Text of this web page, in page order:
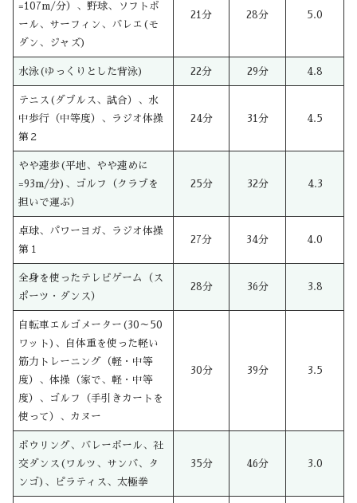
=107m/分）、野球、ソフトボ
ール、サーフィン、バレエ(モ
ダン、ジャズ)
21分 28分 5.0
水泳(ゆっくりとした背泳) 22分 29分 4.8
テニス(ダブルス、試合）、水
中歩行（中等度）、ラジオ体操
第２
24分 31分 4.5
やや速歩(平地、やや速めに
=93m/分)、ゴルフ（クラブを
担いで運ぶ）
25分 32分 4.3
卓球、パワーヨガ、ラジオ体操
第１
27分 34分 4.0
全身を使ったテレビゲーム（ス
ポーツ・ダンス）
28分 36分 3.8
自転車エルゴメーター(30～50
ワット)、自体重を使った軽い
筋力トレーニング（軽・中等
度）、体操（家で、軽・中等
度）、ゴルフ（手引きカートを
使って）、カヌー
30分 39分 3.5
ボウリング、バレーボール、社
交ダンス(ワルツ、サンバ、タ
ンゴ)、ピラティス、太極拳
35分 46分 3.0